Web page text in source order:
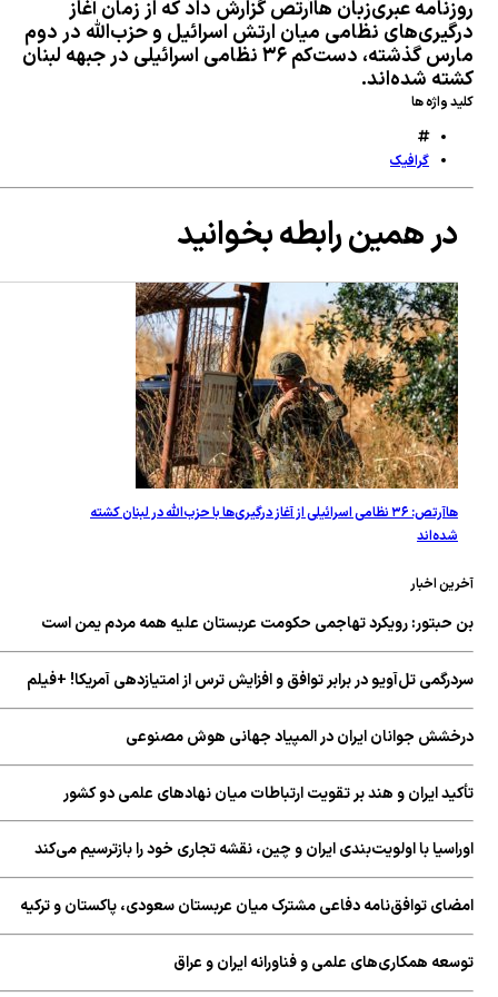
کشته‌های حمله به نیروهای مورد حمایت عربستان در یمن به ۵۸ نفر رسید
صهیونیستی جنوب لبنان را هدف حملات توپخانه ای قرارداد
عبری‌زبان هاآرتص گزارش داد که از زمان آغاز
نظامی میان ارتش اسرائیل و حزب‌الله در دوم
مارس گذشته، دست‌کم ۳۶ نظامی اسرائیلی در جبهه لبنان
شده‌اند.
واژه ها
گرافیک
در همین رابطه بخوانید
هاآرتص: ۳۶ نظامی اسرائیلی از آغاز درگیری‌ها با حزب‌الله در لبنان کشته
شده‌اند
اخبار
حبتور: رویکرد تهاجمی حکومت عربستان علیه همه مردم یمن است
تل‌آویو در برابر توافق و افزایش ترس از امتیازدهی آمریکا! +فیلم
جوانان ایران در المپیاد جهانی هوش مصنوعی
ایران و هند بر تقویت ارتباطات میان نهادهای علمی دو کشور
با اولویت‌بندی ایران و چین، نقشه تجاری خود را بازترسیم می‌کند
توافق‌نامه دفاعی مشترک میان عربستان سعودی، پاکستان و ترکیه
همکاری‌های علمی و فناورانه ایران و عراق